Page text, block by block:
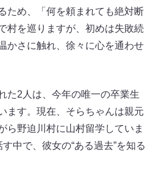
ため、「何を頼まれても絶対断
村を巡りますが、初めは失敗続
かさに触れ、徐々に心を通わせ
た2人は、今年の唯一の卒業生
ます。現在、そらちゃんは親元
ら野迫川村に山村留学していま
中で、彼女の“ある過去”を知る